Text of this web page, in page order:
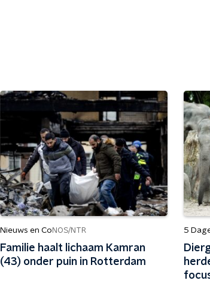
Nieuws en Co NOS/NTR
Familie haalt lichaam Kamran
(43) onder puin in Rotterdam
5